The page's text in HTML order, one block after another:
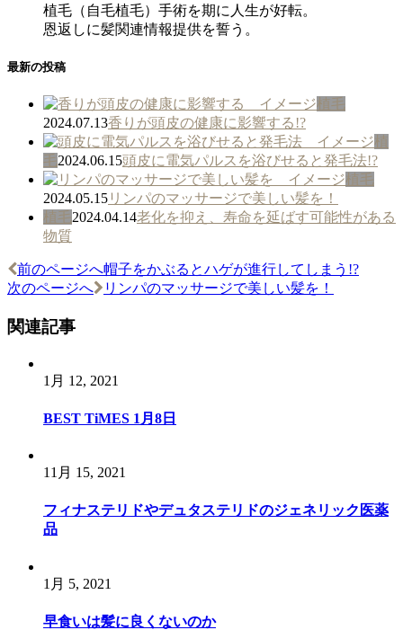
植毛（自毛植毛）手術を期に人生が好転。
恩返しに髪関連情報提供を誓う。
最新の投稿
植毛
2024.07.13香りが頭皮の健康に影響する!?
植
毛 2024.06.15頭皮に電気パルスを浴びせると発毛法!?
植毛
2024.05.15リンパのマッサージで美しい髪を！
植毛 2024.04.14老化を抑え、寿命を延ばす可能性がある
物質
投
稿
ナ
前のページへ帽子をかぶるとハゲが進行してしまう!?
次のページへ
リンパのマッサージで美しい髪を！
関連記事
1月 12, 2021
BEST TiMES 1月8日
11月 15, 2021
フィナステリドやデュタステリドのジェネリック医薬
品
1月 5, 2021
早食いは髪に良くないのか